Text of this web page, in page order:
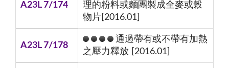
A23L 7/174
理的粉料或麵團製成全麥或穀
物片[2016.01]
A23L 7/178
通過帶有或不帶有加熱
之壓力釋放 [2016.01]